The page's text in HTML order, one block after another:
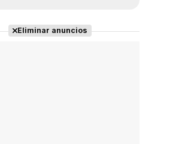
Eliminar anuncios